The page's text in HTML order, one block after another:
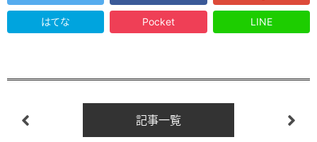
はてな Pocket LINE
記事一覧